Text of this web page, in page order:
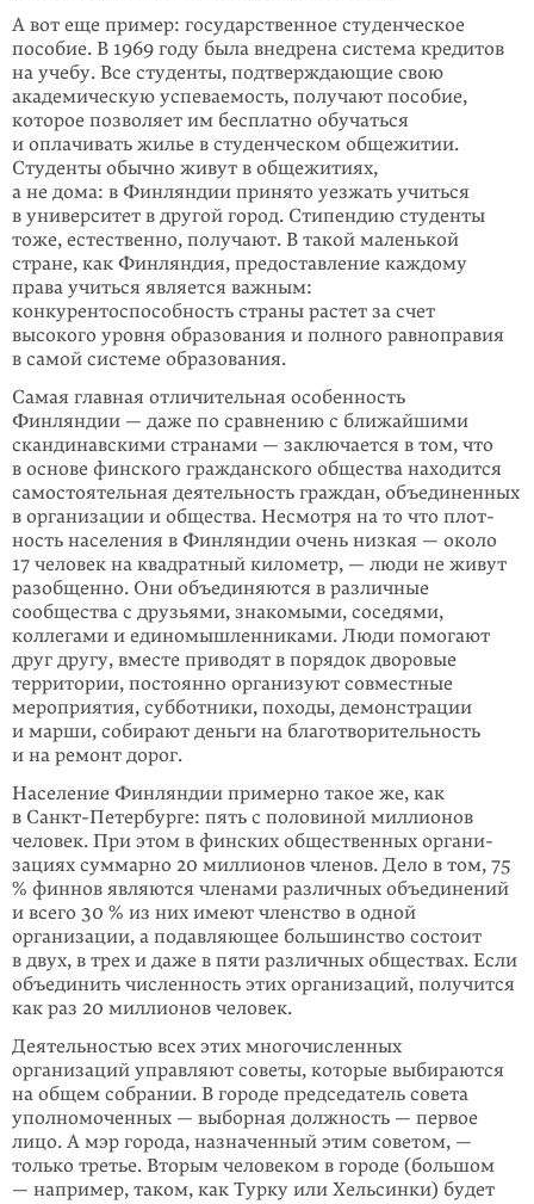
А вот еще пример: государственное студенческое
пособие. В 1969 году была внедрена система кредитов
на учебу. Все студенты, подтверждающие свою
академическую успеваемость, получают пособие,
которое позво­ляет им бес­платно обучаться
и оплачивать жилье в студенческом общежитии.
Студенты обычно живут в общежитиях,
а не дома: в Финляндии при­нято уезжать учиться
в университет в другой город. Стипендию студенты
тоже, естест­венно, получают. В такой маленькой
стране, как Финляндия, предостав­ление каждому
права учиться является важным:
конкурентоспособность страны растет за счет
высокого уровня образования и полного равноправия
в самой системе образования.
Самая главная отличительная особенность
Финляндии — даже по сравнению с ближайшими
скандинавскими странами — заключается в том, что
в основе финского гражданского общества находится
самостоятельная деятельность граждан, объединенных
в организации и общества. Несмотря на то что плот­
ность населения в Финляндии очень низкая — около
17 человек на квад­ратный километр, — люди не живут
разобщенно. Они объединяются в различные
сообщества с друзьями, знако­мыми, соседями,
коллегами и единомышлен­никами. Люди помогают
друг другу, вместе приводят в порядок дворовые
территории, постоянно организуют совместные
мероприятия, субботники, походы, демонстрации
и марши, собирают деньги на благотворительность
и на ремонт дорог.
Население Финляндии примерно такое же, как
в Санкт-Петербурге: пять с поло­виной миллионов
человек. При этом в финских общественных органи­
зациях суммарно 20 миллионов членов. Дело в том, 75
% финнов являются членами различных объединений
и всего 30 % из них имеют членство в одной
организации, а подавляющее большинство состоит
в двух, в трех и даже в пяти различных обществах. Если
объединить численность этих организаций, полу­чится
как раз 20 миллионов человек.
Деятельностью всех этих многочисленных
организаций управляют советы, которые выбираются
на общем собрании. В городе председатель совета
уполномоченных — выборная должность — первое
лицо. А мэр города, назначенный этим советом, —
только третье. Вторым человеком в городе (большом
— например, таком, как Турку или Хельсинки) будет